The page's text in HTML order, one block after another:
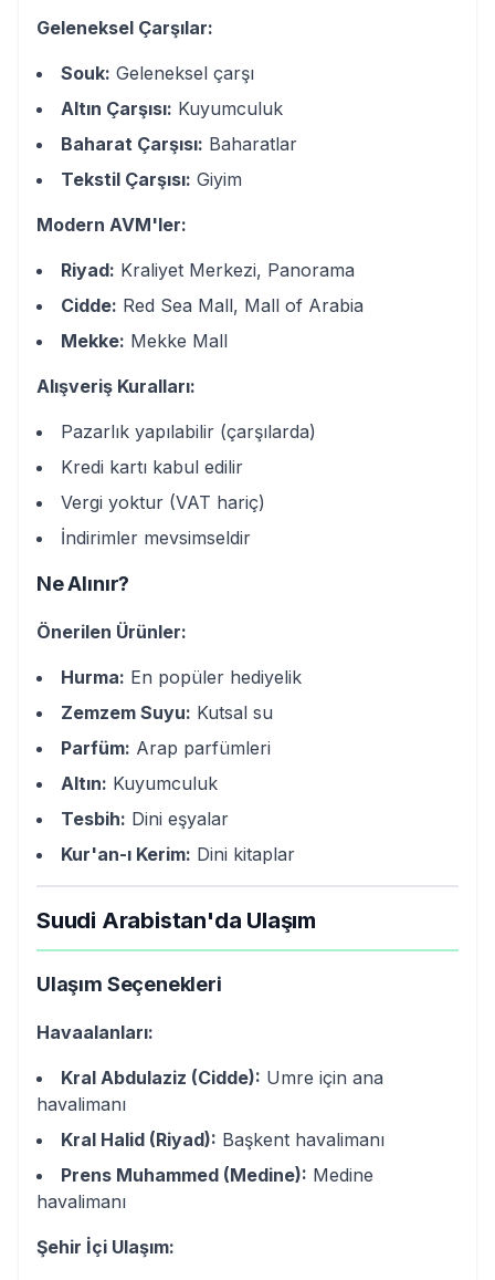
Geleneksel Çarşılar:
Souk: Geleneksel çarşı
Altın Çarşısı: Kuyumculuk
Baharat Çarşısı: Baharatlar
Tekstil Çarşısı: Giyim
Modern AVM'ler:
Riyad: Kraliyet Merkezi, Panorama
Cidde: Red Sea Mall, Mall of Arabia
Mekke: Mekke Mall
Alışveriş Kuralları:
Pazarlık yapılabilir (çarşılarda)
Kredi kartı kabul edilir
Vergi yoktur (VAT hariç)
İndirimler mevsimseldir
Ne Alınır?
Önerilen Ürünler:
Hurma: En popüler hediyelik
Zemzem Suyu: Kutsal su
Parfüm: Arap parfümleri
Altın: Kuyumculuk
Tesbih: Dini eşyalar
Kur'an-ı Kerim: Dini kitaplar
Suudi Arabistan'da Ulaşım
Ulaşım Seçenekleri
Havaalanları:
Kral Abdulaziz (Cidde): Umre için ana
havalimanı
Kral Halid (Riyad): Başkent havalimanı
Prens Muhammed (Medine): Medine
havalimanı
Şehir İçi Ulaşım: